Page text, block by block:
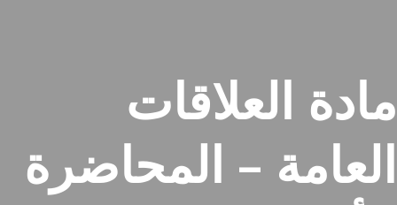
مادة العلاقات
العامة – المحاضرة